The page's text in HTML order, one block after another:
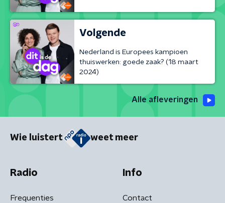
Volgende
Nederland is Europees kampioen
thuiswerken: goede zaak? (18 maart
2024)
Alle afleveringen
Wie luistert weet meer
Radio
Frequenties
Info
Contact